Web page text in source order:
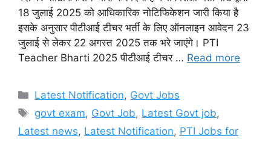
18 जुलाई 2025 को आधिकारिक नोटिफिकेशन जारी किया है
इसके अनुसार पीटीआई टीचर भर्ती के लिए ऑनलाइन आवेदन 23
जुलाई से लेकर 22 अगस्त 2025 तक भरे जाएंगे। PTI
Teacher Bharti 2025 पीटीआई टीचर … Read more
Categories
Latest Notification, Govt Jobs
Tags
govt exam, Govt Job, Latest Govt job,
Latest news, Latest Notification, PTI Jobs for